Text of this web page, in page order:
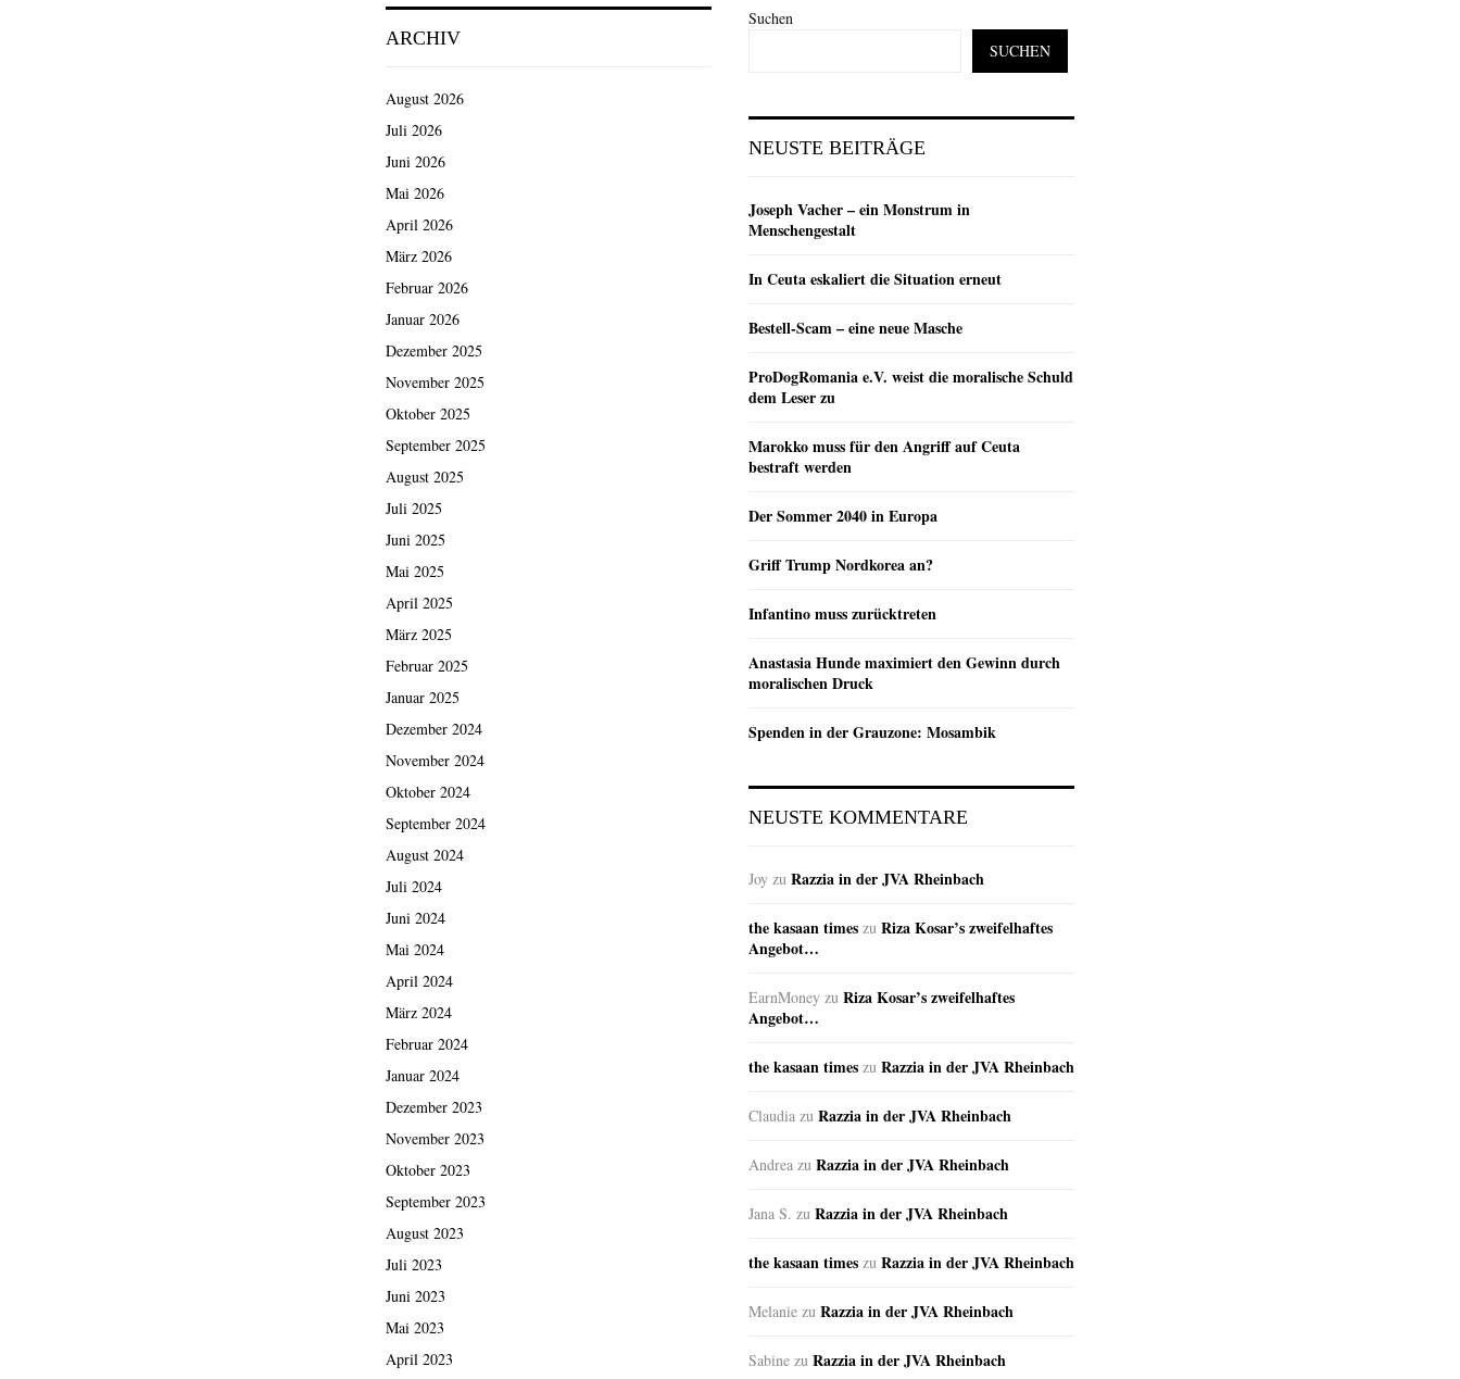
ARCHIV
August 2026
Juli 2026
Juni 2026
Mai 2026
April 2026
März 2026
Februar 2026
Januar 2026
Dezember 2025
November 2025
Oktober 2025
September 2025
August 2025
Juli 2025
Juni 2025
Mai 2025
April 2025
März 2025
Februar 2025
Januar 2025
Dezember 2024
November 2024
Oktober 2024
September 2024
August 2024
Juli 2024
Juni 2024
Mai 2024
April 2024
März 2024
Februar 2024
Januar 2024
Dezember 2023
November 2023
Oktober 2023
September 2023
August 2023
Juli 2023
Juni 2023
Mai 2023
April 2023
Suchen
SUCHEN
NEUSTE BEITRÄGE
Joseph Vacher – ein Monstrum in
Menschengestalt
In Ceuta eskaliert die Situation erneut
Bestell-Scam – eine neue Masche
ProDogRomania e.V. weist die moralische Schuld
dem Leser zu
Marokko muss für den Angriff auf Ceuta
bestraft werden
Der Sommer 2040 in Europa
Griff Trump Nordkorea an?
Infantino muss zurücktreten
Anastasia Hunde maximiert den Gewinn durch
moralischen Druck
Spenden in der Grauzone: Mosambik
NEUSTE KOMMENTARE
Joy zu Razzia in der JVA Rheinbach
the kasaan times zu Riza Kosar’s zweifelhaftes
Angebot…
EarnMoney zu Riza Kosar’s zweifelhaftes
Angebot…
the kasaan times zu Razzia in der JVA Rheinbach
Claudia zu Razzia in der JVA Rheinbach
Andrea zu Razzia in der JVA Rheinbach
Jana S. zu Razzia in der JVA Rheinbach
the kasaan times zu Razzia in der JVA Rheinbach
Melanie zu Razzia in der JVA Rheinbach
Sabine zu Razzia in der JVA Rheinbach